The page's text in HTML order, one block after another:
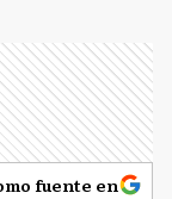
fuente en